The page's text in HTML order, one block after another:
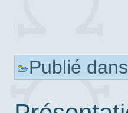
Publié dans